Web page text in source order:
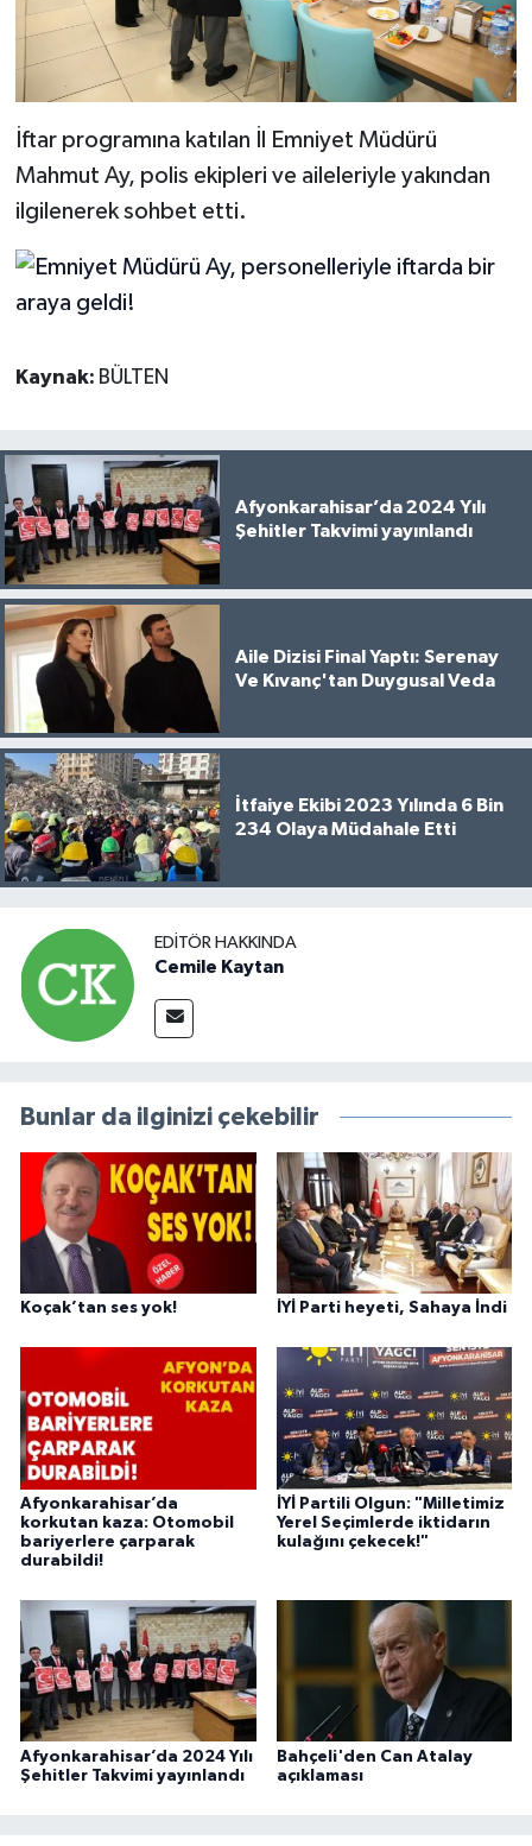
İftar programına katılan İl Emniyet Müdürü
Mahmut Ay, polis ekipleri ve aileleriyle yakından
ilgilenerek sohbet etti.
Kaynak: BÜLTEN
Afyonkarahisar’da 2024 Yılı
Şehitler Takvimi yayınlandı
Aile Dizisi Final Yaptı: Serenay
Ve Kıvanç'tan Duygusal Veda
İtfaiye Ekibi 2023 Yılında 6 Bin
234 Olaya Müdahale Etti
EDITÖR HAKKINDA
Cemile Kaytan
Bunlar da ilginizi çekebilir
Koçak’tan ses yok! İYİ Parti heyeti, Sahaya İndi
Afyonkarahisar’da
korkutan kaza: Otomobil
bariyerlere çarparak
durabildi!
İYİ Partili Olgun: "Milletimiz
Yerel Seçimlerde iktidarın
kulağını çekecek!"
Afyonkarahisar’da 2024 Yılı
Şehitler Takvimi yayınlandı
Bahçeli'den Can Atalay
açıklaması